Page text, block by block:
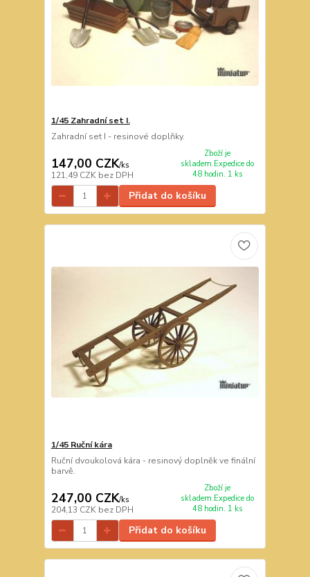
1/45 Zahradní set I.
Zahradní set I - resinové doplňky.
147,00 CZK/ks
121,49 CZK bez DPH
Zboží je
skladem.Expedice do
48 hodin. 1 ks
Přidat do košíku
1/45 Ruční kára
Ruční dvoukolová kára - resinový doplněk ve finální
barvě.
247,00 CZK/ks
204,13 CZK bez DPH
Zboží je
skladem.Expedice do
48 hodin. 1 ks
Přidat do košíku